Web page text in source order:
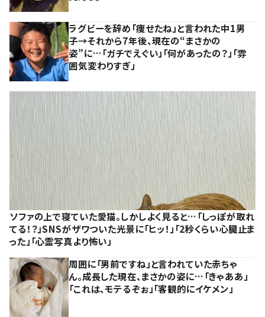
ラグビーを辞め「痩せたね」と言われた中1男
子→それから7年後、現在の“まさかの
姿”に…「ガチでえぐい」「何があったの？」「雰
囲気変わりすぎ」
ソファの上で寝ていた愛猫。しかしよく見ると…「しっぽが取れ
てる！？」SNSがザワついた光景に「ヒッ！」「2秒くらい心臓止ま
った」「心霊写真より怖い」
周囲に「男前ですね」と言われていた赤ちゃ
ん。成長した現在、まさかの姿に…「きゃああ」
「これは、モテるぞぉ」「客観的にイケメン」